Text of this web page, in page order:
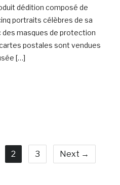
dédition composé de
portraits célèbres de sa
masques de protection
postales sont vendues
[…]
2 3 Next →